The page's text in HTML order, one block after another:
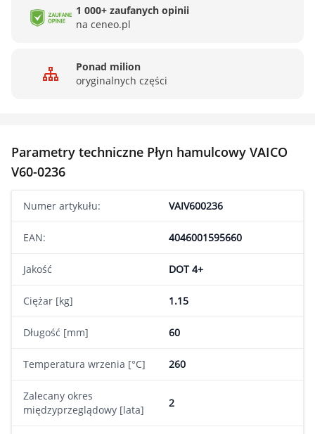
1 000+ zaufanych opinii
na ceneo.pl
Ponad milion
oryginalnych części
Parametry techniczne Płyn hamulcowy VAICO
V60-0236
Numer artykułu: VAIV600236
EAN: 4046001595660
Jakość DOT 4+
Ciężar [kg] 1.15
Długość [mm] 60
Temperatura wrzenia [°C] 260
Zalecany okres
międzyprzeglądowy [lata]
2